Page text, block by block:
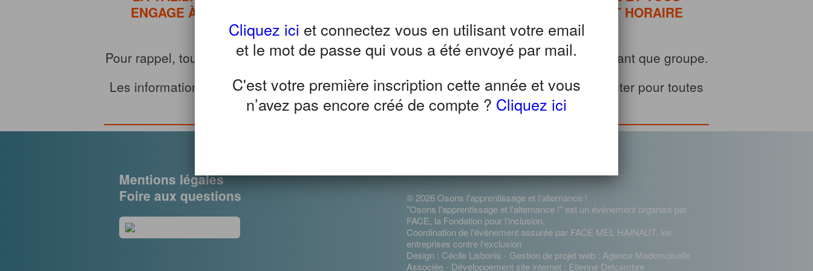
ENGAGE À ASSISTER AU PROGRAMME QUE VOUS AVEZ CHOISI, À LA DATE ET HORAIRE
INDIQUÉS.
Pour rappel, toute personne mineure doit être accompagnée d’un adulte et s’inscrire en tant que groupe.
Les informations ci-dessous nous permettent de préparer votre venue et de vous contacter pour toutes
questions. Les champs marqués d'un sont requis.
Cliquez ici et connectez vous en utilisant votre email
et le mot de passe qui vous a été envoyé par mail.
C'est votre première inscription cette année et vous
n’avez pas encore créé de compte ? Cliquez ici
Mentions légales
Foire aux questions
© 2026 Osons l'apprentissage et l'alternance !
"Osons l'apprentissage et l'alternance !" est un évènement organisé par
FACE, la Fondation pour l’inclusion.
Coordination de l'évènement assurée par FACE MEL HAINAUT, les
entreprises contre l'exclusion
Design : Cécile Lisbonis - Gestion de projet web : Agence Mademoiselle
Associée - Développement site internet : Etienne Delcambre